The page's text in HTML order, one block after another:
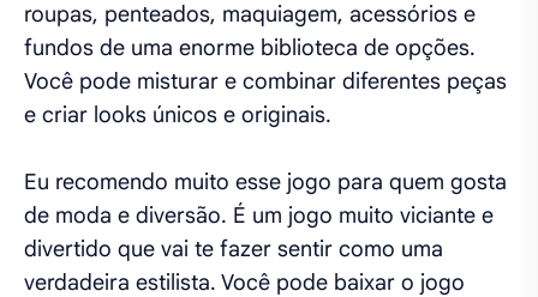
roupas, penteados, maquiagem, acessórios e
fundos de uma enorme biblioteca de opções.
Você pode misturar e combinar diferentes peças
e criar looks únicos e originais.
Eu recomendo muito esse jogo para quem gosta
de moda e diversão. É um jogo muito viciante e
divertido que vai te fazer sentir como uma
verdadeira estilista. Você pode baixar o jogo